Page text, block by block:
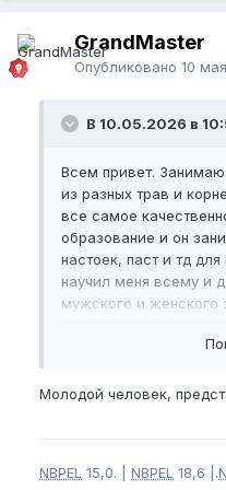
GrandMaster
Опубликовано 10 мая
В 10.05.2026 в
Всем привет.
из разных трав и
все самое
образование и он
настоек, паст и тд
научил меня всему и
мужского и женского
1. Красный корень
кровообращение в
Молодой человек,
NBPEL 15,0. | NBPEL 18,6 |.